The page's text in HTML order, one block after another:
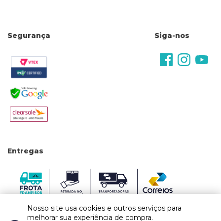
Nosso site usa cookies e outros serviços para
melhorar sua experiência de compra.
Segurança Siga-nos
Entregas